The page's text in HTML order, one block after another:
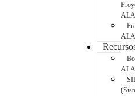
ALA
ALA
ALA